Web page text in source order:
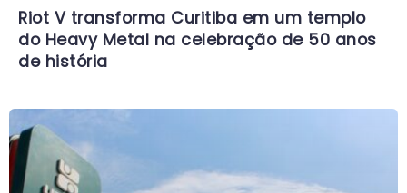
Riot V transforma Curitiba em um templo
do Heavy Metal na celebração de 50 anos
de história